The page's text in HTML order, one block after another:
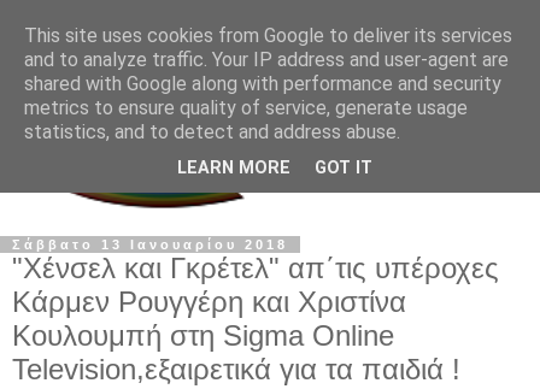
Σάββατο 13 Ιανουαρίου 2018
"Χένσελ και Γκρέτελ" απ΄τις υπέροχες
Κάρμεν Ρουγγέρη και Χριστίνα
Κουλουμπή στη Sigma Online
Television,εξαιρετικά για τα παιδιά !
This site uses cookies from Google to deliver its services
and to analyze traffic. Your IP address and user-agent are
shared with Google along with performance and security
metrics to ensure quality of service, generate usage
statistics, and to detect and address abuse.
LEARN MORE GOT IT